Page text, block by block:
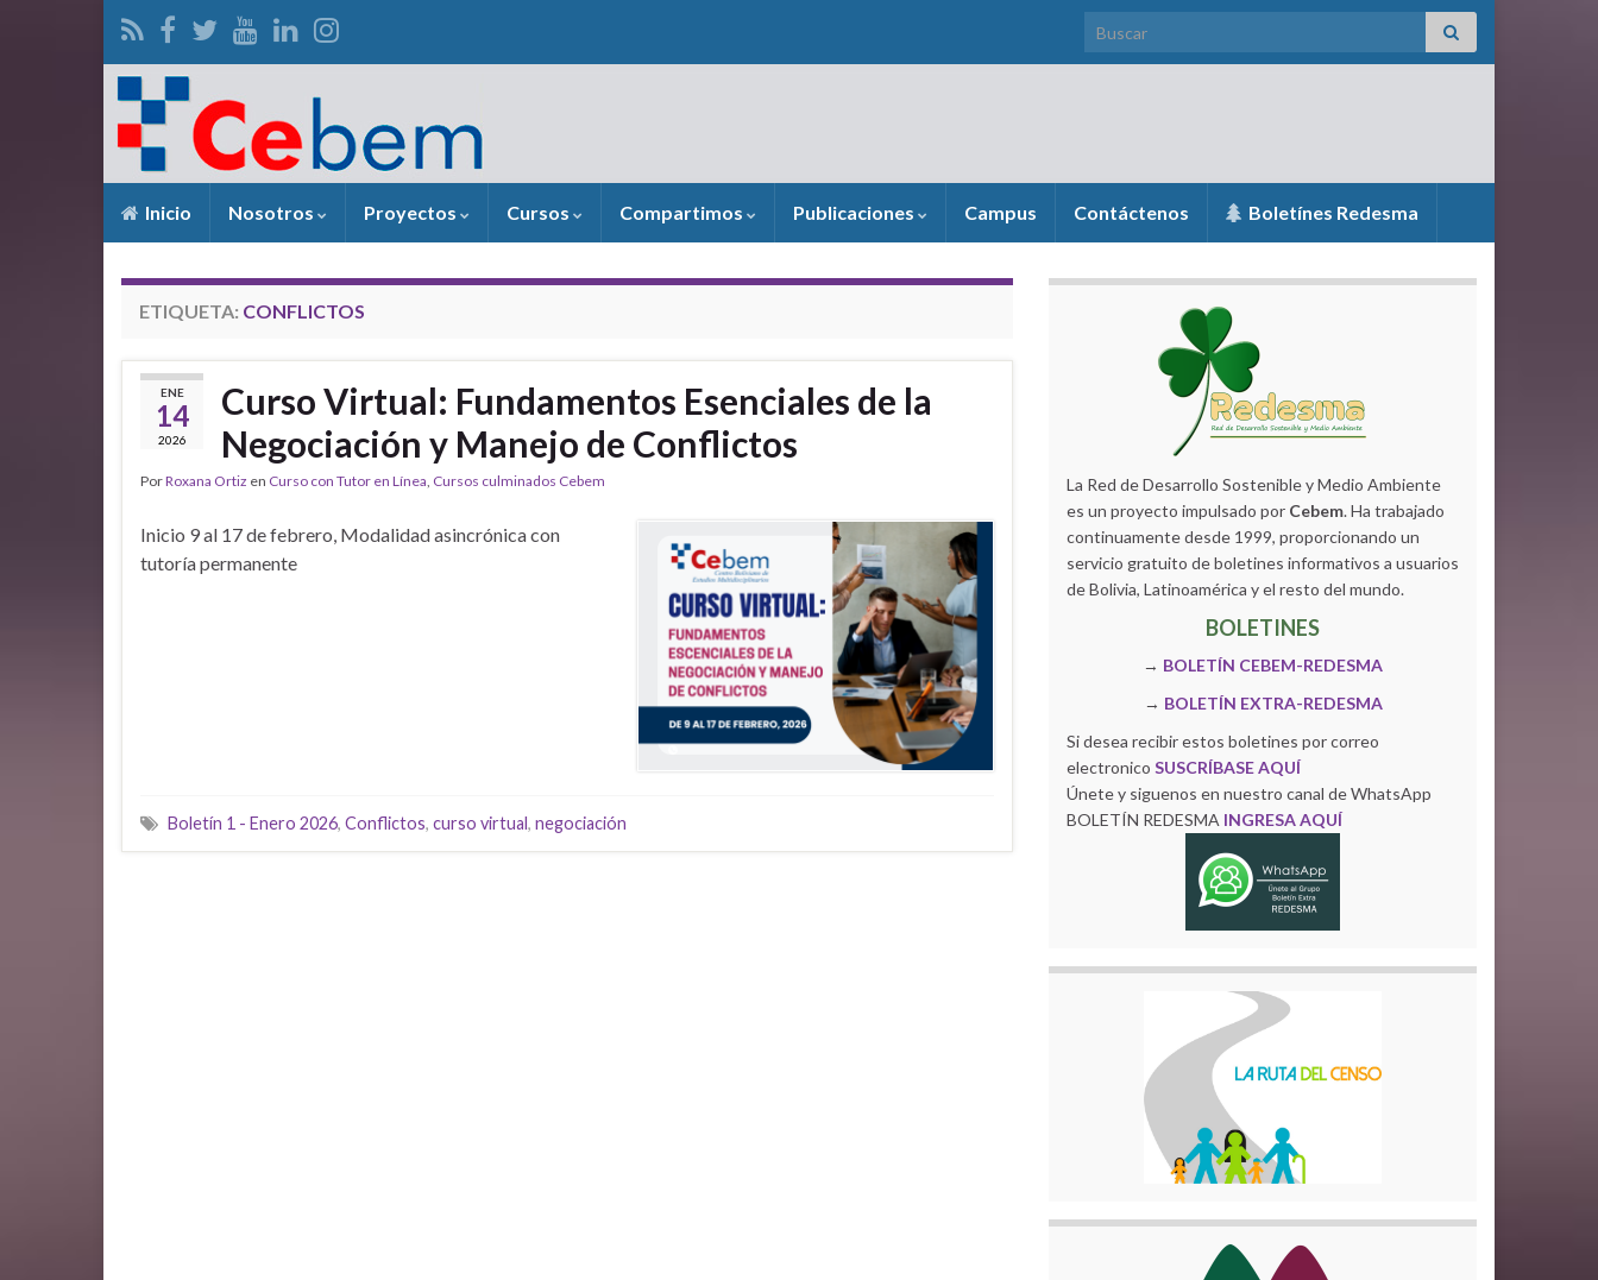
Search for:
Inicio Nosotros Proyectos Cursos Compartimos Publicaciones Campus Contáctenos Boletínes Redesma
ETIQUETA: CONFLICTOS
ENE
14
2026
Curso Virtual: Fundamentos Esenciales de la
Negociación y Manejo de Conflictos
PorRoxana Ortiz en Curso con Tutor en Línea, Cursos culminados Cebem
Inicio 9 al 17 de febrero, Modalidad asincrónica con
tutoría permanente
Boletín 1 - Enero 2026, Conflictos, curso virtual, negociación
La Red de Desarrollo Sostenible y Medio Ambiente
es un proyecto impulsado por Cebem. Ha trabajado
continuamente desde 1999, proporcionando un
servicio gratuito de boletines informativos a usuarios
de Bolivia, Latinoamérica y el resto del mundo.
BOLETINES
→ BOLETÍN CEBEM-REDESMA
→ BOLETÍN EXTRA-REDESMA
Si desea recibir estos boletines por correo
electronico SUSCRÍBASE AQUÍ
Únete y siguenos en nuestro canal de WhatsApp
BOLETÍN REDESMA INGRESA AQUÍ